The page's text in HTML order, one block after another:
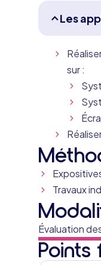
Les
sur :
Travaux
Évaluation